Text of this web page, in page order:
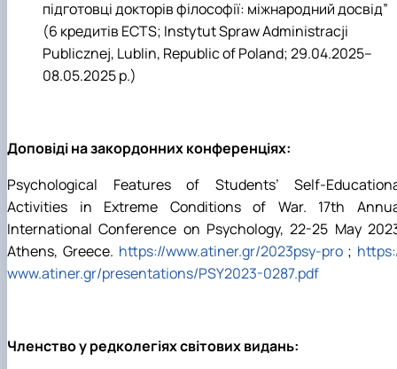
підготовці докторів філософії: міжнародний досвід”
(6 кредитів ECTS; Instytut Spraw Administracji
Publicznej, Lublin, Republic of Poland; 29.04.2025–
08.05.2025 р.)
Доповіді на закордонних конференціях:
Psychological Features of Students’ Self-
Activities in Extreme Conditions of War. 17th
International Conference on Psychology, 22-25 May
Athens, Greece. https://www.atiner.gr/2023psy-pro;
www.atiner.gr/presentations/PSY2023-0287.pdf
Членство у редколегіях світових видань: